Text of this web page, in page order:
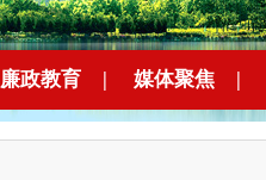
廉政教育 | 媒体聚焦 |